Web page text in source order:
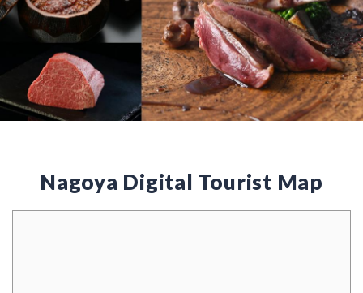
Nagoya Digital Tourist Map